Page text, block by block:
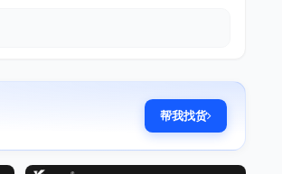
帮我找货